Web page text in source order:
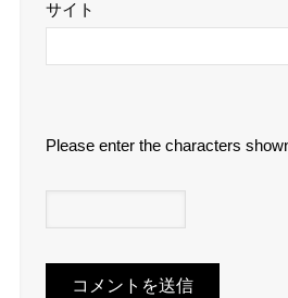
サイト
Please enter the characters